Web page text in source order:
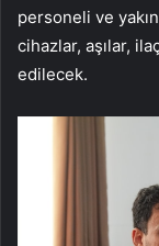
personeli ve
cihazlar, aşılar,
edilecek.